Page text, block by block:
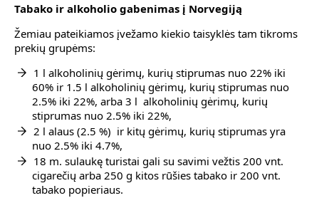
Tabako ir alkoholio gabenimas į Norvegiją
Žemiau pateikiamos įvežamo kiekio taisyklės tam tikroms
prekių grupėms:
1 l alkoholinių gėrimų, kurių stiprumas nuo 22% iki
60% ir 1.5 l alkoholinių gėrimų, kurių stiprumas nuo
2.5% iki 22%, arba 3 l alkoholinių gėrimų, kurių
stiprumas nuo 2.5% iki 22%,
2 l alaus (2.5 %) ir kitų gėrimų, kurių stiprumas yra
nuo 2.5% iki 4.7%,
18 m. sulaukę turistai gali su savimi vežtis 200 vnt.
cigarečių arba 250 g kitos rūšies tabako ir 200 vnt.
tabako popieriaus.